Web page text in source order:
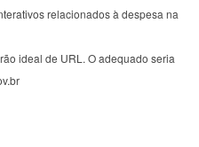
relacionados à despesa na
ideal de URL. O adequado seria